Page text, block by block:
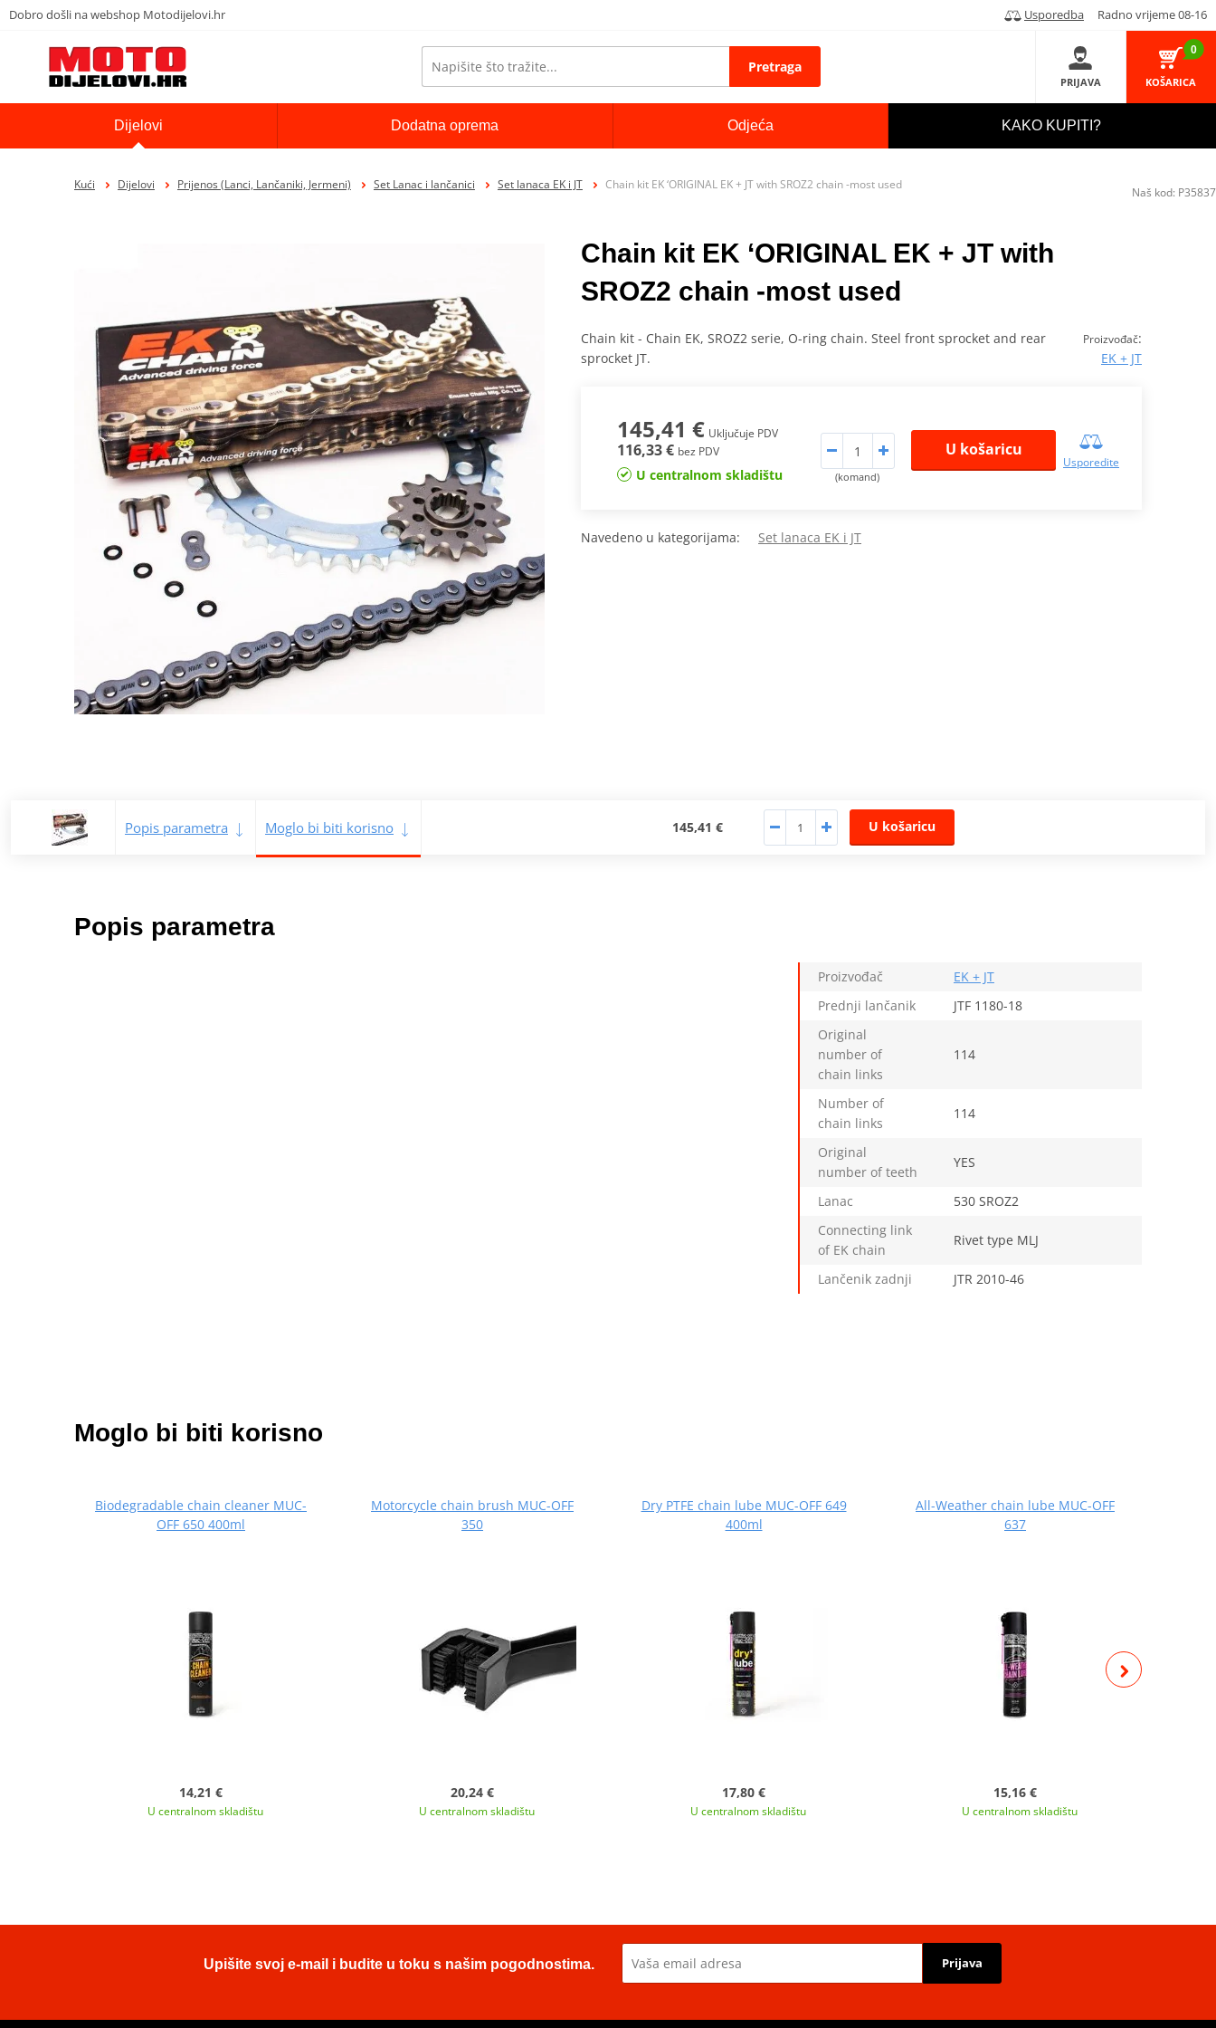
Dobro došli na webshop Motodijelovi.hr Usporedba Radno vrijeme 08-16
Pretraga
PRIJAVA
0
KOŠARICA
Dijelovi Dodatna oprema Odjeća KAKO KUPITI?
Kući Dijelovi Prijenos (Lanci, Lančaniki, Jermeni) Set Lanac i lančanici Set lanaca EK i JT Chain kit EK ‘ORIGINAL EK + JT with SROZ2 chain -most used
Chain kit EK ‘ORIGINAL EK + JT with
SROZ2 chain -most used
Proizvođač:
EK + JT
Chain kit - Chain EK, SROZ2 serie, O-ring chain. Steel front sprocket and rear
sprocket JT.
145,41 € Uključuje PDV
116,33 € bez PDV
U centralnom skladištu (komand)
U košaricu
Usporedite
Navedeno u kategorijama: Set lanaca EK i JT
Popis parametra Moglo bi biti korisno 145,41 € U košaricu
Popis parametra
Proizvođač
EK + JT
Prednji lančanik
JTF 1180-18
Original
number of
chain links
114
Number of
chain links
114
Original
number of teeth
YES
Lanac
530 SROZ2
Connecting link
of EK chain
Rivet type MLJ
Lančenik zadnji JTR 2010-46
Naš kod: P35837
Moglo bi biti korisno
Biodegradable chain cleaner MUC-
OFF 650 400ml
14,21 €
U centralnom skladištu
Motorcycle chain brush MUC-OFF
350
20,24 €
U centralnom skladištu
Dry PTFE chain lube MUC-OFF 649
400ml
17,80 €
U centralnom skladištu
All-Weather chain lube MUC-OFF
637
15,16 €
U centralnom skladištu
Upišite svoj e-mail i budite u toku s našim pogodnostima. Prijava